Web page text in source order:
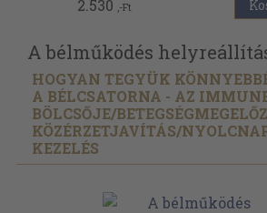
2.530 ,-Ft
A bélműködés
HOGYAN TEGYÜK
A BÉLCSATORNA - AZ
BÖLCSŐJE/
KÖZÉRZETJAVÍTÁS/
KEZELÉS